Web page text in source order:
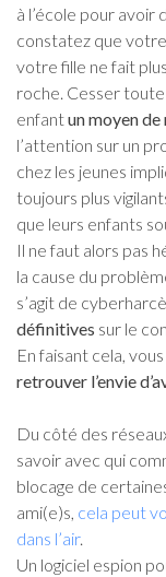
à l’école pour avoir
constatez que
votre fille ne fait plus
roche. Cesser
enfantun moyen
l’attention sur un
chez les jeunes
toujours plus
que leurs enfants
Il ne faut alors pas
la cause du
s’agit de
définitives sur le
En faisant cela,
retrouver l’envie
Du côté des
savoir avec qui
blocage de
ami(e)s, cela peut
dans l’air.
Un logiciel espion